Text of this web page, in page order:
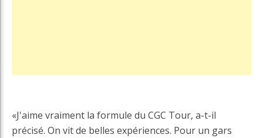
«J'aime vraiment la formule du CGC Tour, a-t-il
précisé. On vit de belles expériences. Pour un gars